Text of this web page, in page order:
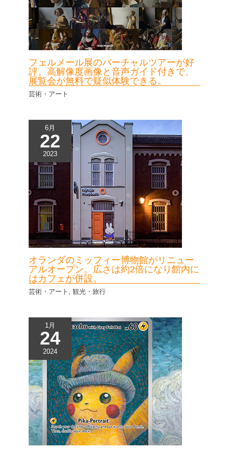
フェルメール展のバーチャルツアーが好
評。高解像度画像と音声ガイド付きで、
展覧会が無料で疑似体験できる。
芸術・アート
6月
22
2023
オランダのミッフィー博物館がリニュー
アルオープン。広さは約2倍になり館内に
はカフェが併設。
芸術・アート ,観光・旅行
1月
24
2024